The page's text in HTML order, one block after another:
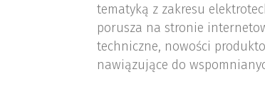
tematyką z zakresu
porusza na stronie
techniczne, nowości
nawiązujące do